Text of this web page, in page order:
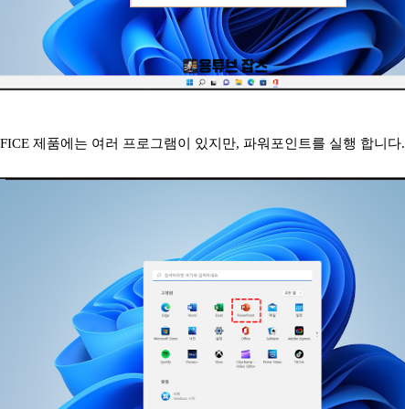
제품에는 여러 프로그램이 있지만, 파워포인트를 실행 합니다.